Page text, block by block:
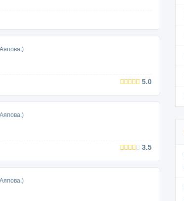
5.0
3.5